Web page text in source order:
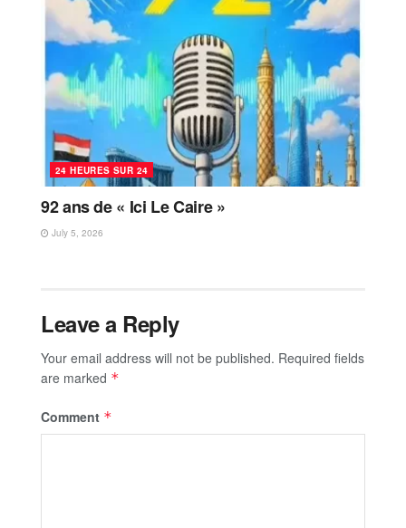
24 HEURES SUR 24
92 ans de « Ici Le Caire »
July 5, 2026
Leave a Reply
Your email address will not be published. Required fields
are marked *
Comment *